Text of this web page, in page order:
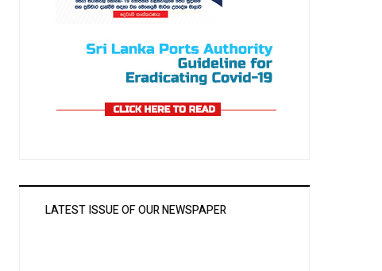
LATEST ISSUE OF OUR NEWSPAPER